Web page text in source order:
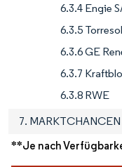
6.3.4 Engie
6.3.5
6.3.6 GE
6.3.7
6.3.8 RWE
7.
**Je nach